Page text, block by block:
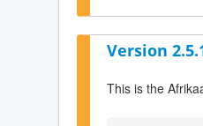
Version
This is the